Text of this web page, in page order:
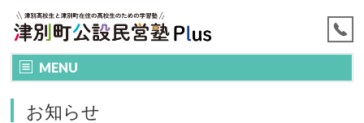
MENU
お知らせ